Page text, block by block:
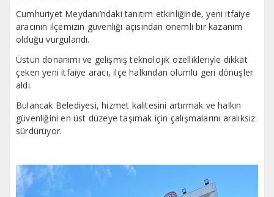
Cumhuriyet Meydanı’ndaki tanıtım etkinliğinde, yeni itfaiye
aracının ilçemizin güvenliği açısından önemli bir kazanım
olduğu vurgulandı.
Üstün donanımı ve gelişmiş teknolojik özellikleriyle dikkat
çeken yeni itfaiye aracı, ilçe halkından olumlu geri dönüşler
aldı.
Bulancak Belediyesi, hizmet kalitesini artırmak ve halkın
güvenliğini en üst düzeye taşımak için çalışmalarını aralıksız
sürdürüyor.